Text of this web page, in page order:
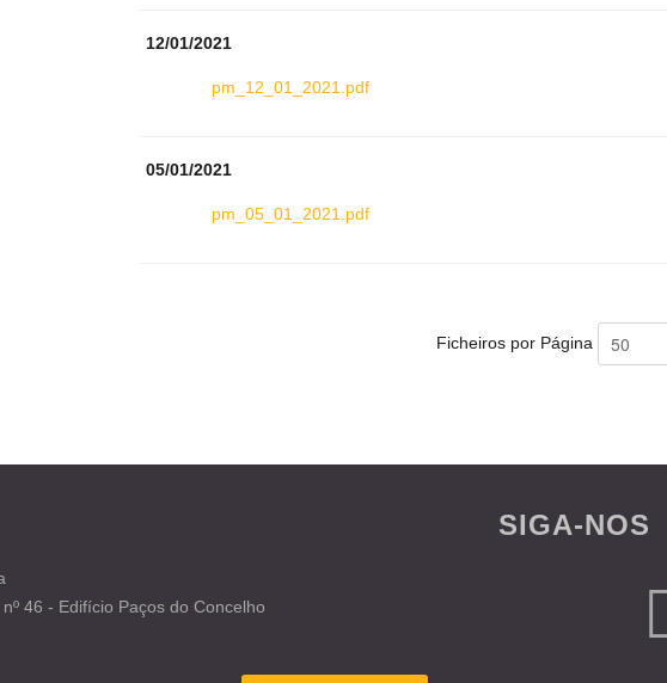
12/01/2021
pm_12_01_2021.pdf
05/01/2021
pm_05_01_2021.pdf
Ficheiros por Página
46 - Edifício Paços do Concelho
SIGA-NOS